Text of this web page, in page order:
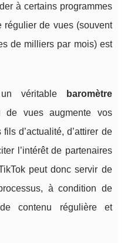
à certains programmes
régulier de vues (souvent
de milliers par mois) est
véritable
baromètre
vues augmente vos
d’actualité, d’attirer de
l’intérêt de partenaires
peut donc servir de
à condition de
contenu régulière et